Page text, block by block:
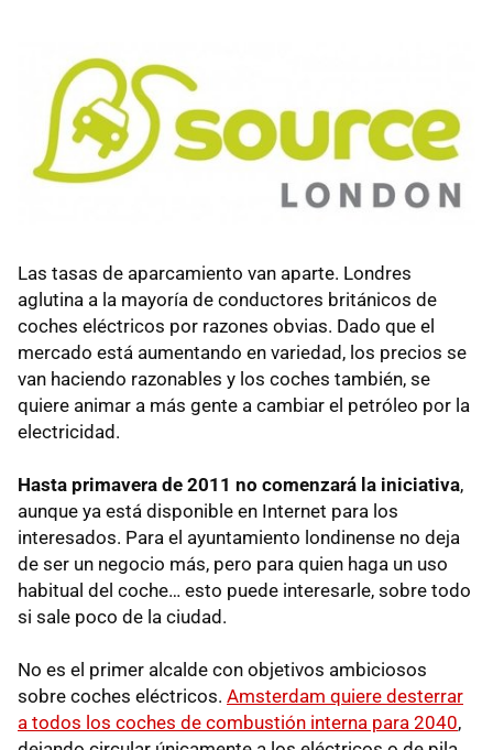
Las tasas de aparcamiento van aparte. Londres
aglutina a la mayoría de conductores británicos de
coches eléctricos por razones obvias. Dado que el
mercado está aumentando en variedad, los precios se
van haciendo razonables y los coches también, se
quiere animar a más gente a cambiar el petróleo por la
electricidad.
Hasta primavera de 2011 no comenzará la iniciativa,
aunque ya está disponible en Internet para los
interesados. Para el ayuntamiento londinense no deja
de ser un negocio más, pero para quien haga un uso
habitual del coche… esto puede interesarle, sobre todo
si sale poco de la ciudad.
No es el primer alcalde con objetivos ambiciosos
sobre coches eléctricos. Amsterdam quiere desterrar
a todos los coches de combustión interna para 2040,